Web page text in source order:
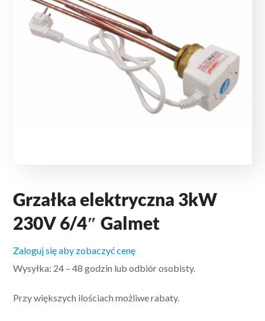
Grzałka elektryczna 3kW
230V 6/4″ Galmet
Zaloguj się aby zobaczyć cenę
Wysyłka: 24 – 48 godzin lub odbiór osobisty.
Przy większych ilościach możliwe rabaty.